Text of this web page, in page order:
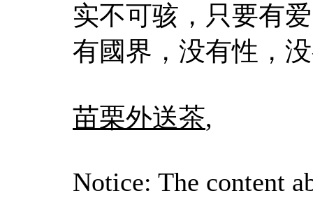
实不可骇，只要有
有國界，没有性，
苗栗外送茶,
Notice: The content